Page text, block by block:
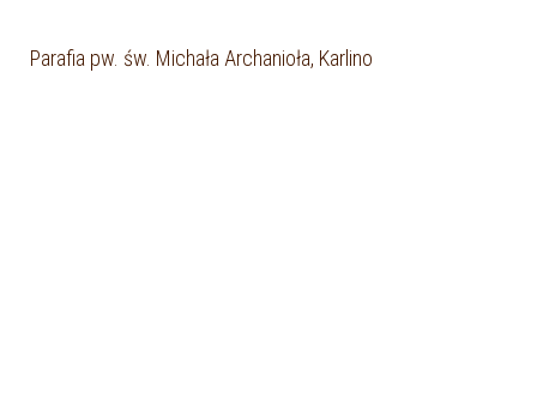
Parafia pw. św. Michała Archanioła, Karlino